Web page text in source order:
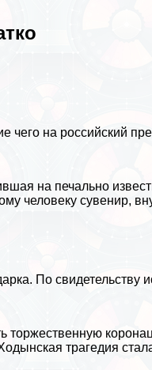
чего на российский
на печально
человеку сувенир,
По свидетельству
торжественную
трагедия